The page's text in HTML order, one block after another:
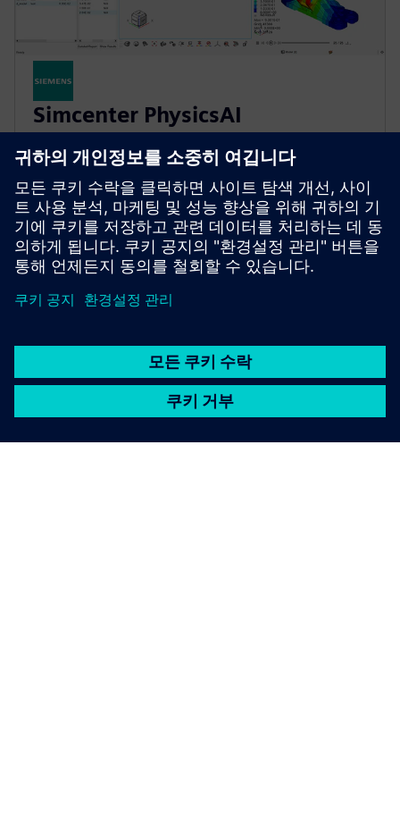
Simcenter PhysicsAI
기하학적 딥러닝은 기존 솔버보다 1000배 더 빠르게
레이션을 위한 기계 학습을 통합해요.